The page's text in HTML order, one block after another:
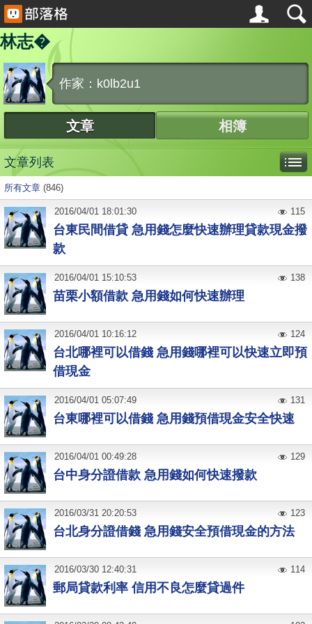
林志�
作家：k0lb2u1
文章 相簿
文章列表
所有文章 (846)
台東民間借貸 急用錢怎麼快速辦理貸款現金撥
款
2016/04/01 18:01:30 115
苗栗小額借款 急用錢如何快速辦理
2016/04/01 15:10:53 138
台北哪裡可以借錢 急用錢哪裡可以快速立即預
借現金
2016/04/01 10:16:12 124
台東哪裡可以借錢 急用錢預借現金安全快速
2016/04/01 05:07:49 131
台中身分證借款 急用錢如何快速撥款
2016/04/01 00:49:28 129
台北身分證借錢 急用錢安全預借現金的方法
2016/03/31 20:20:53 123
郵局貸款利率 信用不良怎麼貸過件
2016/03/30 12:40:31 114